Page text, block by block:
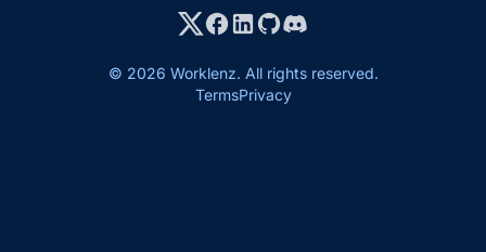
© 2026 Worklenz. All rights reserved.
TermsPrivacy